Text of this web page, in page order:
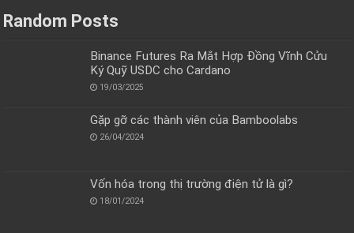
Random Posts
Binance Futures Ra Mắt Hợp Đồng Vĩnh Cửu
Ký Quỹ USDC cho Cardano
19/03/2025
Gặp gỡ các thành viên của Bamboolabs
26/04/2024
Vốn hóa trong thị trường điện tử là gì?
18/01/2024